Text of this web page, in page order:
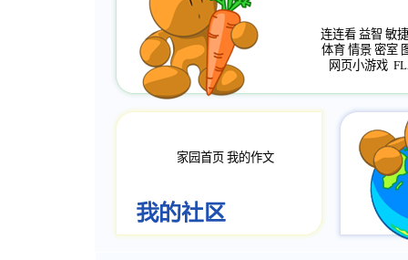
连连看 益智 敏捷
体育 情景 密室
网页小游戏
家园首页 我的作文